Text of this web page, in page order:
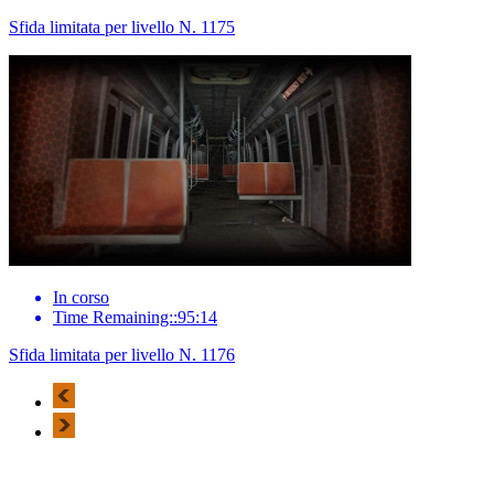
Sfida limitata per livello N. 1175
In corso
Time Remaining::95:14
Sfida limitata per livello N. 1176